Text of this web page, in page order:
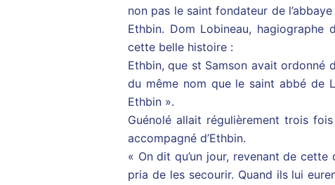
non pas le saint fondateur de
Ethbin. Dom Lobineau, hagiographe
cette belle histoire :
Ethbin, que st Samson avait ordonné
du même nom que le saint abbé de
Ethbin ».
Guénolé allait régulièrement trois
accompagné d’Ethbin.
« On dit qu’un jour, revenant de
pria de les secourir. Quand ils lui